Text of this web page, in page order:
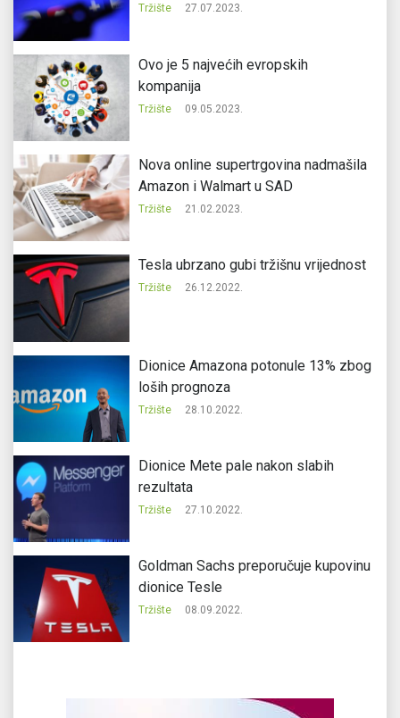
Tržište 27.07.2023.
Ovo je 5 najvećih evropskih
kompanija
Tržište 09.05.2023.
Nova online supertrgovina nadmašila
Amazon i Walmart u SAD
Tržište 21.02.2023.
Tesla ubrzano gubi tržišnu vrijednost
Tržište 26.12.2022.
Dionice Amazona potonule 13% zbog
loših prognoza
Tržište 28.10.2022.
Dionice Mete pale nakon slabih
rezultata
Tržište 27.10.2022.
Goldman Sachs preporučuje kupovinu
dionice Tesle
Tržište 08.09.2022.